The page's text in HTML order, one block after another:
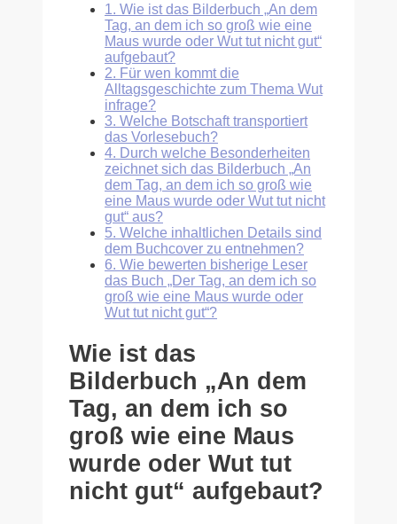
1. Wie ist das Bilderbuch „An dem
Tag, an dem ich so groß wie eine
Maus wurde oder Wut tut nicht gut“
aufgebaut?
2. Für wen kommt die
Alltagsgeschichte zum Thema Wut
infrage?
3. Welche Botschaft transportiert
das Vorlesebuch?
4. Durch welche Besonderheiten
zeichnet sich das Bilderbuch „An
dem Tag, an dem ich so groß wie
eine Maus wurde oder Wut tut nicht
gut“ aus?
5. Welche inhaltlichen Details sind
dem Buchcover zu entnehmen?
6. Wie bewerten bisherige Leser
das Buch „Der Tag, an dem ich so
groß wie eine Maus wurde oder
Wut tut nicht gut“?
Wie ist das
Bilderbuch „An dem
Tag, an dem ich so
groß wie eine Maus
wurde oder Wut tut
nicht gut“ aufgebaut?